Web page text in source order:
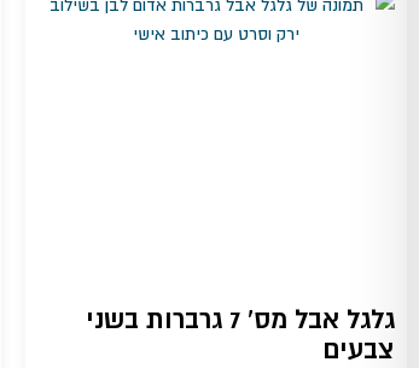
גלגל אבל מס' 7 גרברות בשני
צבעים